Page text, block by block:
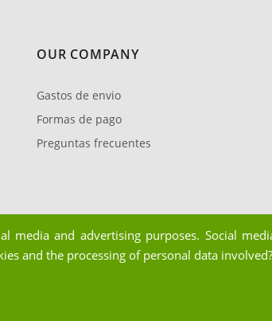
OUR COMPANY
Gastos de envio
Formas de pago
Preguntas frecuentes
media and advertising purposes. Social
and the processing of personal data involved?